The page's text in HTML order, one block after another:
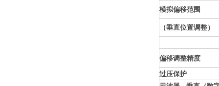
模拟偏移范围
（垂直位置调整）
偏移调整精度
过压保护